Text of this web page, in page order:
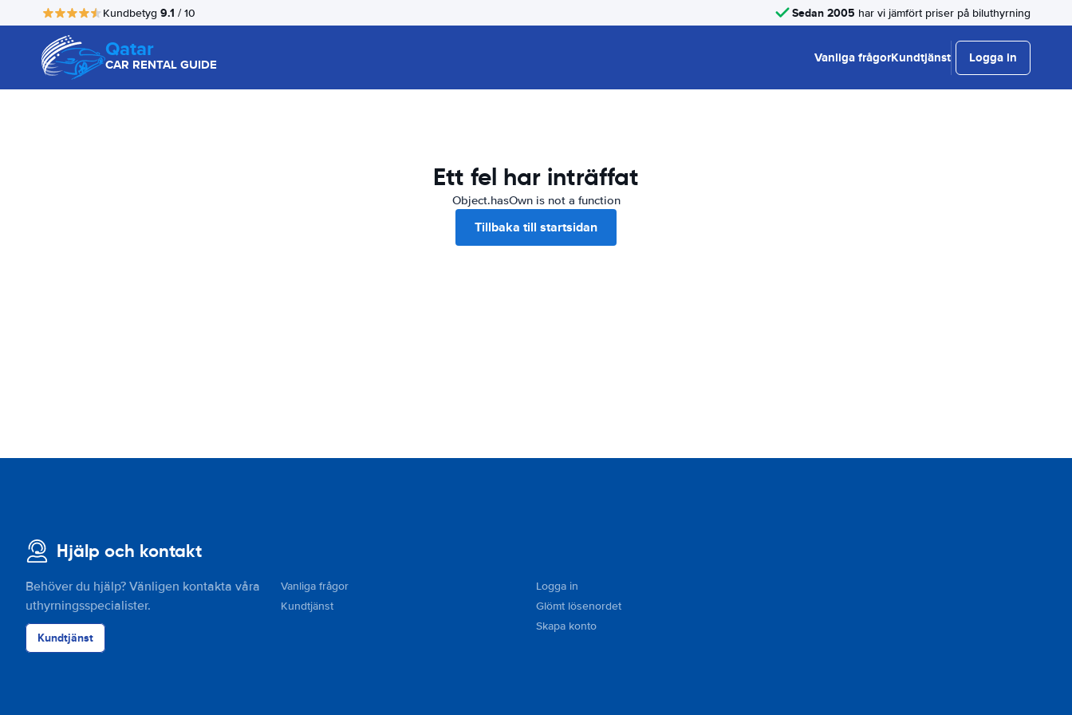
Kundbetyg 9.1 / 10 Sedan 2005 har vi jämfört priser på biluthyrning
Qatar
CAR RENTAL GUIDE Vanliga frågorKundtjänst Logga in
Ett fel har inträffat
Object.hasOwn is not a function
Tillbaka till startsidan
Hjälp och kontakt
Behöver du hjälp? Vänligen kontakta våra
uthyrningsspecialister.
Kundtjänst
Vanliga frågor
Kundtjänst
Logga in
Glömt lösenordet
Skapa konto